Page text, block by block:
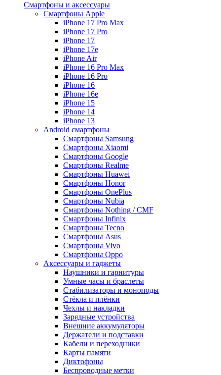
Смартфоны и аксессуары
Смартфоны Apple
iPhone 17 Pro Max
iPhone 17 Pro
iPhone 17
iPhone 17e
iPhone Air
iPhone 16 Pro Max
iPhone 16 Pro
iPhone 16
iPhone 16e
iPhone 15
iPhone 14
iPhone 13
Android cмартфоны
Смартфоны Samsung
Смартфоны Xiaomi
Смартфоны Google
Смартфоны Realme
Смартфоны Huawei
Смартфоны Honor
Смартфоны OnePlus
Смартфоны Nubia
Смартфоны Nothing / CMF
Смартфоны Infinix
Смартфоны Tecno
Смартфоны Asus
Смартфоны Vivo
Смартфоны Oppo
Аксессуары и гаджеты
Наушники и гарнитуры
Умные часы и браслеты
Стабилизаторы и моноподы
Стёкла и плёнки
Чехлы и накладки
Зарядные устройства
Внешние аккумуляторы
Держатели и подставки
Кабели и переходники
Карты памяти
Диктофоны
Беспроводные метки